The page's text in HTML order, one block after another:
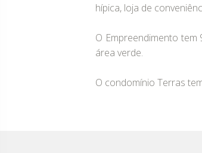
hípica, loja de
O Empreendimento
área verde.
O condomínio Terras